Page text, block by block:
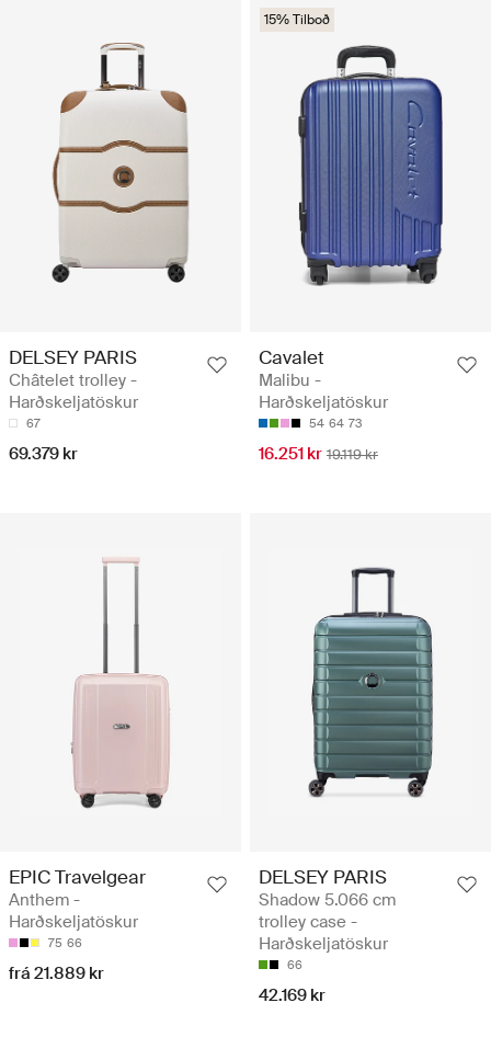
DELSEY PARIS
Châtelet trolley -
Harðskeljatöskur
67
69.379 kr
15% Tilboð
Cavalet
Malibu -
Harðskeljatöskur
54 64 73
16.251 kr 19.119 kr
EPIC Travelgear
Anthem -
Harðskeljatöskur
75 66
frá 21.889 kr
DELSEY PARIS
Shadow 5.066 cm
trolley case -
Harðskeljatöskur
66
42.169 kr